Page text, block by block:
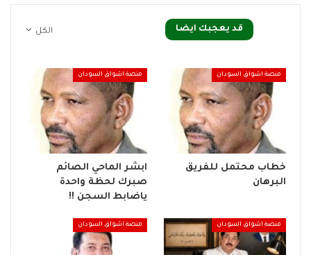
الكل قد يعجبك ايضا
منصة اشواق السودان
خطاب محتمل للفريق
البرهان
منصة اشواق السودان
ابشر الماحي الصائم
صبرك لحظة واحدة
ياضابط السجن !!
منصة اشواق السودان منصة اشواق السودان